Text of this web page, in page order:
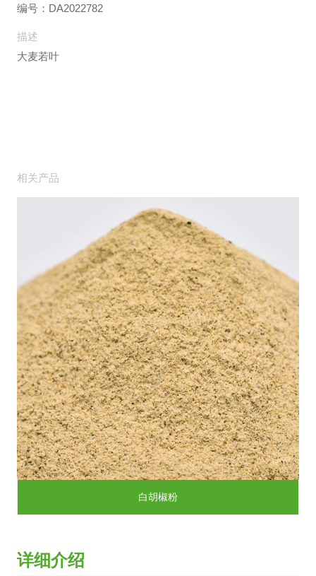
编号：DA2022782
描述
大麦若叶
相关产品
白胡椒粉
详细介绍